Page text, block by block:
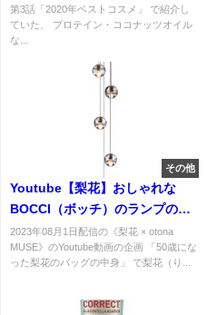
ルなどのスキンケアコスメまと
め
第3話「2020年ベストコスメ」 で紹介し
ていた、 プロテイン・ココナッツオイル
な...
その他
Youtube【梨花】おしゃれな
BOCCI（ボッチ）のランプのお
値段は？ 《梨花 × otona
MUSE》
2023年08月1日配信の《梨花 × otona
MUSE》のYoutube動画の企画 「50歳にな
った梨花のバッグの中身」 で梨花（り...